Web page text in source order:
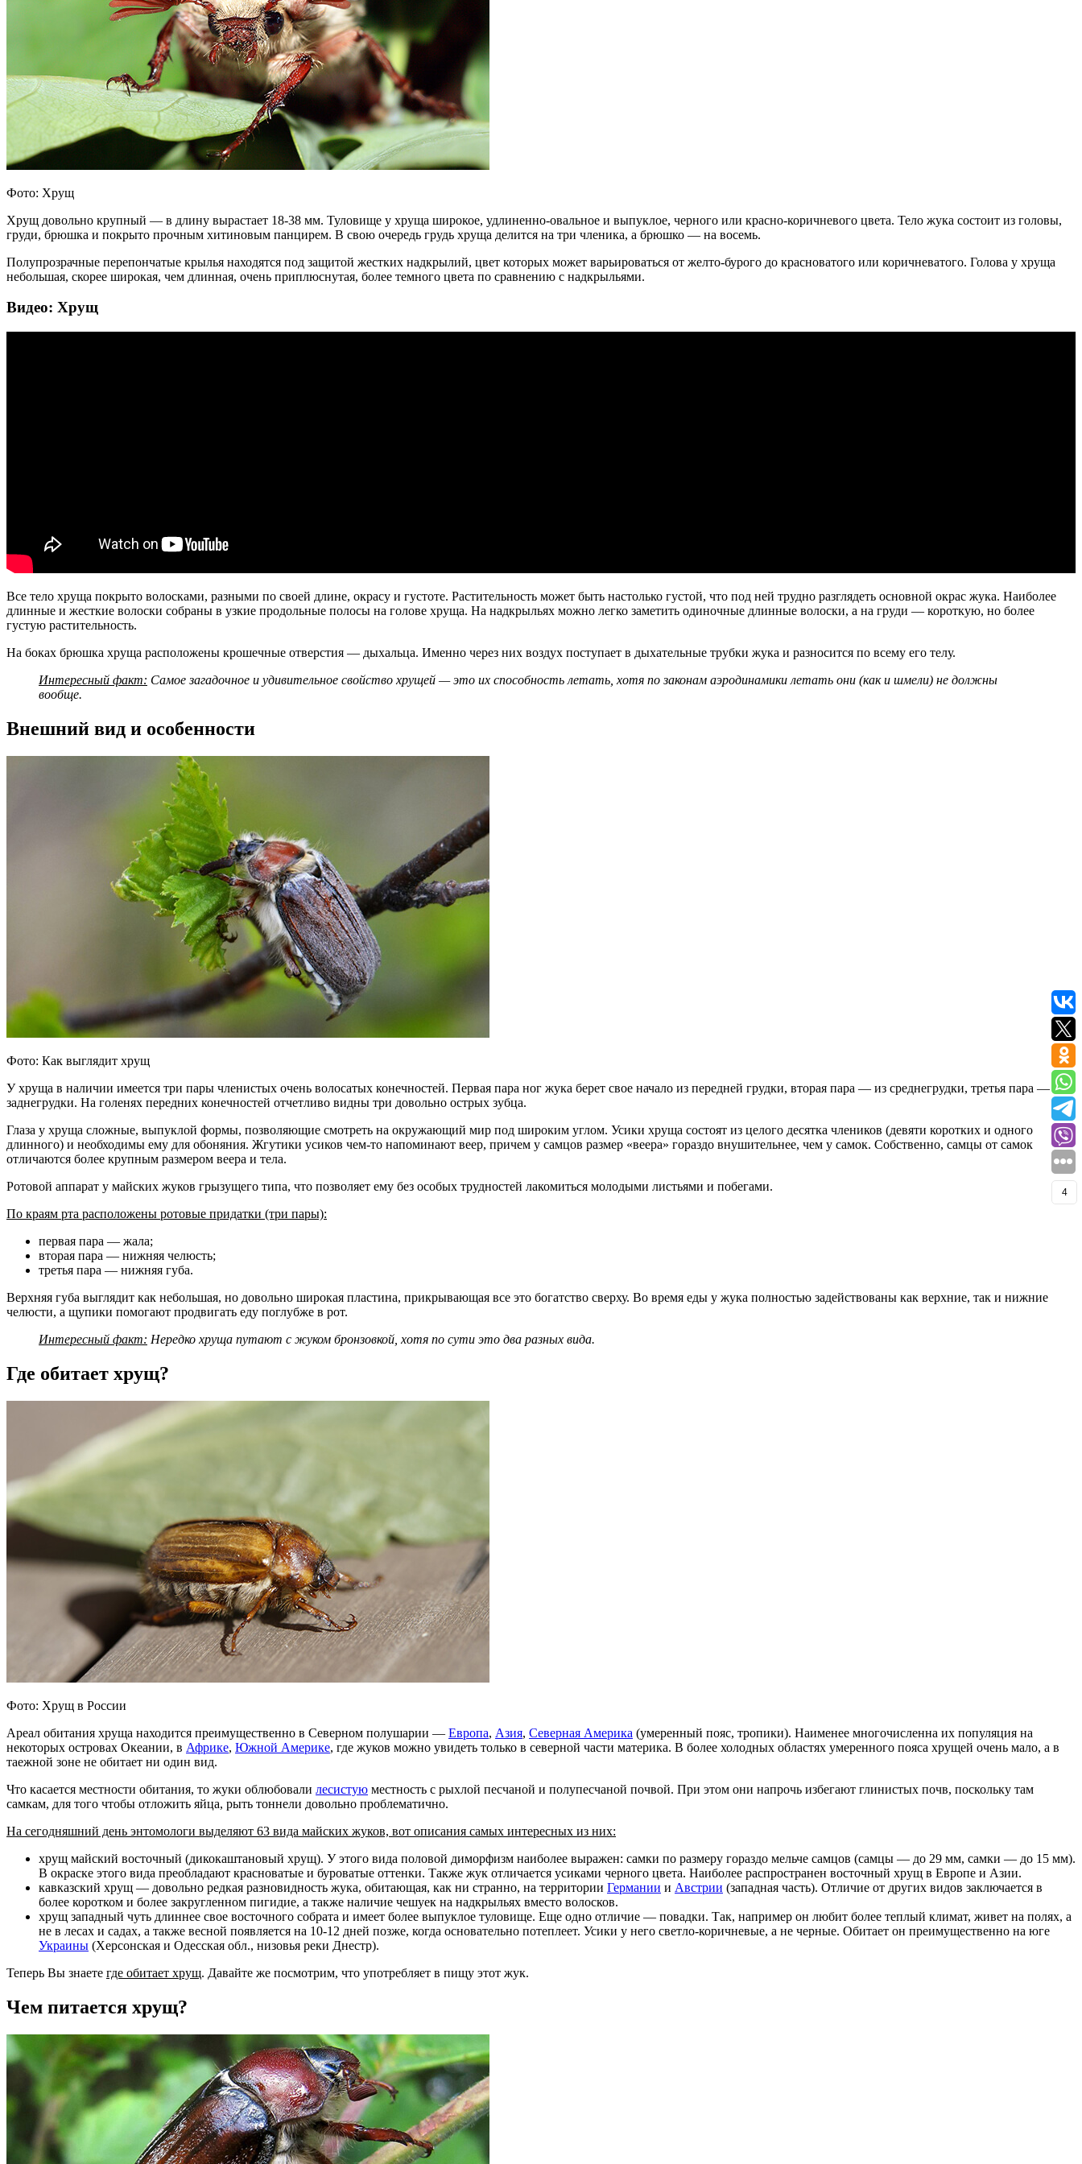
Фото: Хрущ
Хрущ довольно крупный — в длину вырастает 18-38 мм. Туловище у хруща широкое, удлиненно-овальное и выпуклое, черного или красно-коричневого цвета. Тело жука состоит из головы,
груди, брюшка и покрыто прочным хитиновым панцирем. В свою очередь грудь хруща делится на три членика, а брюшко — на восемь.
Полупрозрачные перепончатые крылья находятся под защитой жестких надкрылий, цвет которых может варьироваться от желто-бурого до красноватого или коричневатого. Голова у хруща
небольшая, скорее широкая, чем длинная, очень приплюснутая, более темного цвета по сравнению с надкрыльями.
Видео: Хрущ
Все тело хруща покрыто волосками, разными по своей длине, окрасу и густоте. Растительность может быть настолько густой, что под ней трудно разглядеть основной окрас жука. Наиболее
длинные и жесткие волоски собраны в узкие продольные полосы на голове хруща. На надкрыльях можно легко заметить одиночные длинные волоски, а на груди — короткую, но более
густую растительность.
На боках брюшка хруща расположены крошечные отверстия — дыхальца. Именно через них воздух поступает в дыхательные трубки жука и разносится по всему его телу.
Интересный факт: Самое загадочное и удивительное свойство хрущей — это их способность летать, хотя по законам аэродинамики летать они (как и шмели) не должны
вообще.
Внешний вид и особенности
Фото: Как выглядит хрущ
У хруща в наличии имеется три пары членистых очень волосатых конечностей. Первая пара ног жука берет свое начало из передней грудки, вторая пара — из среднегрудки, третья пара — из
заднегрудки. На голенях передних конечностей отчетливо видны три довольно острых зубца.
Глаза у хруща сложные, выпуклой формы, позволяющие смотреть на окружающий мир под широким углом. Усики хруща состоят из целого десятка члеников (девяти коротких и одного
длинного) и необходимы ему для обоняния. Жгутики усиков чем-то напоминают веер, причем у самцов размер «веера» гораздо внушительнее, чем у самок. Собственно, самцы от самок
отличаются более крупным размером веера и тела.
Ротовой аппарат у майских жуков грызущего типа, что позволяет ему без особых трудностей лакомиться молодыми листьями и побегами.
По краям рта расположены ротовые придатки (три пары):
первая пара — жала;
вторая пара — нижняя челюсть;
третья пара — нижняя губа.
Верхняя губа выглядит как небольшая, но довольно широкая пластина, прикрывающая все это богатство сверху. Во время еды у жука полностью задействованы как верхние, так и нижние
челюсти, а щупики помогают продвигать еду поглубже в рот.
Интересный факт: Нередко хруща путают с жуком бронзовкой, хотя по сути это два разных вида.
Где обитает хрущ?
Фото: Хрущ в России
Ареал обитания хруща находится преимущественно в Северном полушарии — Европа, Азия, Северная Америка (умеренный пояс, тропики). Наименее многочисленна их популяция на
некоторых островах Океании, в Африке, Южной Америке, где жуков можно увидеть только в северной части материка. В более холодных областях умеренного пояса хрущей очень мало, а в
таежной зоне не обитает ни один вид.
Что касается местности обитания, то жуки облюбовали лесистую местность с рыхлой песчаной и полупесчаной почвой. При этом они напрочь избегают глинистых почв, поскольку там
самкам, для того чтобы отложить яйца, рыть тоннели довольно проблематично.
На сегодняшний день энтомологи выделяют 63 вида майских жуков, вот описания самых интересных из них:
хрущ майский восточный (дикокаштановый хрущ). У этого вида половой диморфизм наиболее выражен: самки по размеру гораздо мельче самцов (самцы — до 29 мм, самки — до 15 мм).
В окраске этого вида преобладают красноватые и буроватые оттенки. Также жук отличается усиками черного цвета. Наиболее распространен восточный хрущ в Европе и Азии.
кавказский хрущ — довольно редкая разновидность жука, обитающая, как ни странно, на территории Германии и Австрии (западная часть). Отличие от других видов заключается в
более коротком и более закругленном пигидие, а также наличие чешуек на надкрыльях вместо волосков.
хрущ западный чуть длиннее свое восточного собрата и имеет более выпуклое туловище. Еще одно отличие — повадки. Так, например он любит более теплый климат, живет на полях, а
не в лесах и садах, а также весной появляется на 10-12 дней позже, когда основательно потеплеет. Усики у него светло-коричневые, а не черные. Обитает он преимущественно на юге
Украины (Херсонская и Одесская обл., низовья реки Днестр).
Теперь Вы знаете где обитает хрущ. Давайте же посмотрим, что употребляет в пищу этот жук.
Чем питается хрущ?
4